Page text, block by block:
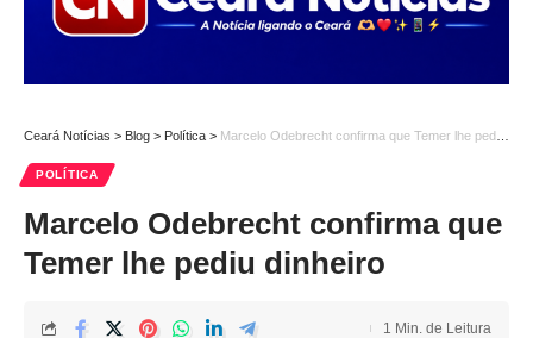
Ceará Notícias > Blog > Política > Marcelo Odebrecht confirma que Temer lhe pediu dinheiro
POLÍTICA
Marcelo Odebrecht confirma que
Temer lhe pediu dinheiro
1 Min. de Leitura